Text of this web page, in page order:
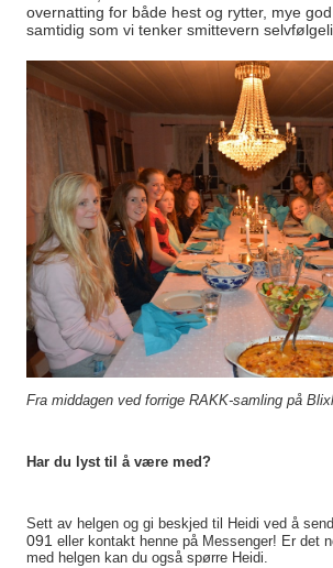
overnatting for både hest og rytter, mye
samtidig som vi tenker smittevern
Fra middagen ved forrige RAKK-samling på
Har du lyst til å være med?
Sett av helgen og gi beskjed til Heidi ved å
091 eller kontakt henne på Messenger! Er det
med helgen kan du også spørre Heidi.